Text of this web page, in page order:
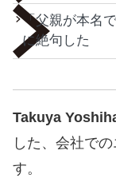
「父親が本名
に絶句した
Takuya
した、会社で
す。